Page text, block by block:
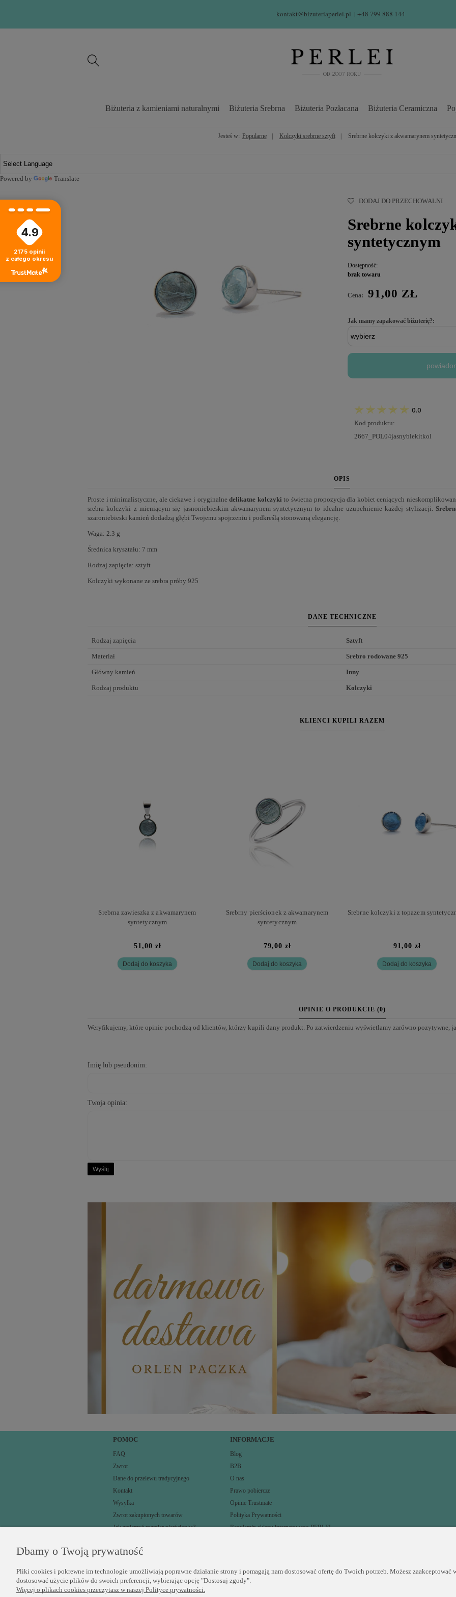
kontakt@bizuteriaperlei.pl | +48 799 888 144
Biżuteria z kamieniami naturalnymi Biżuteria Srebrna Biżuteria Pozłacana Biżuteria Ceramiczna
Jesteś w: Popularne Kolczyki srebrne sztyft Srebrne kolczyki z akwamarynem
Powered by Translate
DODAJ DO PRZECHOWALNI
Srebrne
syntetycznym
Dostępność:
brak towaru
Cena: 91,00 ZŁ
Jak mamy zapakować biżuterię?:
0.0
Kod produktu:
2667_POL04jasnyblekitkol
OPIS
Proste i minimalistyczne, ale ciekawe i oryginalnedelikatne kolczyki to świetna propozycja dla kobiet ceniących
srebra kolczyki z mieniącym się jasnoniebieskim akwamarynem syntetycznym to idealne uzupełnienie każdej stylizacji.
szaroniebieski kamień dodadzą głębi Twojemu spojrzeniu i podkreślą stonowaną elegancję.
Waga: 2.3 g
Średnica kryształu: 7 mm
Rodzaj zapięcia: sztyft
Kolczyki wykonane ze srebra próby 925
DANE TECHNICZNE
Rodzaj zapięcia Sztyft
Materiał Srebro rodowane 925
Główny kamień Inny
Rodzaj produktu Kolczyki
KLIENCI KUPILI RAZEM
Srebrna zawieszka z akwamarynem
syntetycznym
51,00 zł
Dodaj do koszyka
Srebrny pierścionek z akwamarynem
syntetycznym
79,00 zł
Dodaj do koszyka
Srebrne kolczyki z topazem
91,00 zł
Dodaj do koszyka
OPINIE O PRODUKCIE (0)
Weryfikujemy, które opinie pochodzą od klientów, którzy kupili dany produkt. Po zatwierdzeniu wyświetlamy zarówno pozytywne,
Imię lub pseudonim:
Twoja opinia:
Wyślij
POMOC
FAQ
Zwrot
Dane do przelewu tradycyjnego
Kontakt
Wysyłka
Zwrot zakupionych towarów
Jak zmierzyć rozmiar pierścionka?
INFORMACJE
Blog
B2B
O nas
Prawo pobiercze
Opinie Trustmate
Polityka Prywatności
Regulamin sklepu internetowego PERLEI
4.9
2175 opinii
z całego okresu
Dbamy o Twoją prywatność
Pliki cookies i pokrewne im technologie umożliwiają poprawne działanie strony i pomagają nam dostosować ofertę do Twoich potrzeb. Możesz
dostosować użycie plików do swoich preferencji, wybierając opcję "Dostosuj zgody".
Więcej o plikach cookies przeczytasz w naszej Polityce prywatności.